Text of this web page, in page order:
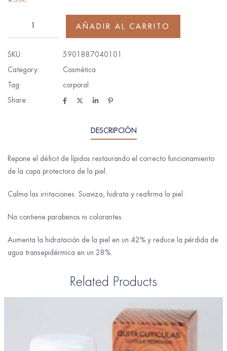
AÑADIR AL CARRITO
SKU:
5901887040101
Category:
Cosmética
Tag:
corporal
Share:
DESCRIPCIÓN
Repone el déficit de lípidos restaurando el correcto funcionamiento
de la capa protectora de la piel.
Calma las irritaciones. Suaviza, hidrata y reafirma la piel.
No contiene parabenos ni colorantes.
Aumenta la hidratación de la piel en un 42% y reduce la pérdida de
agua transepidérmica en un 28%.
Related Products